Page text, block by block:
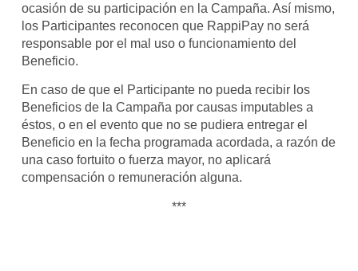
ocasión de su participación en la Campaña. Así mismo,
los Participantes reconocen que RappiPay no será
responsable por el mal uso o funcionamiento del
Beneficio.
En caso de que el Participante no pueda recibir los
Beneficios de la Campaña por causas imputables a
éstos, o en el evento que no se pudiera entregar el
Beneficio en la fecha programada acordada, a razón de
una caso fortuito o fuerza mayor, no aplicará
compensación o remuneración alguna.
***